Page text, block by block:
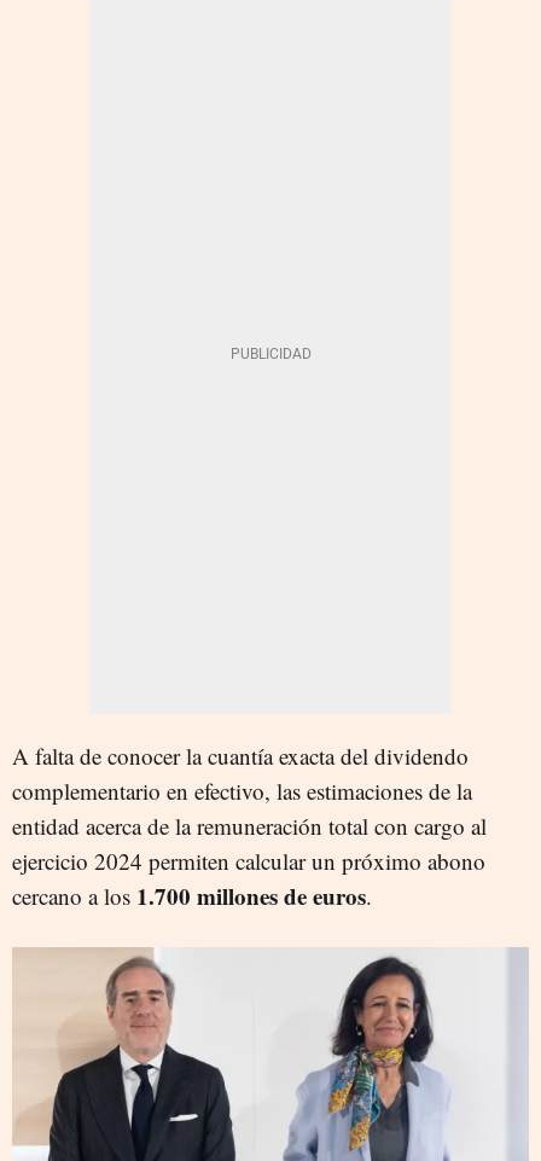
A falta de conocer la cuantía exacta del dividendo
complementario en efectivo, las estimaciones de la
entidad acerca de la remuneración total con cargo al
ejercicio 2024 permiten calcular un próximo abono
cercano a los 1.700 millones de euros.